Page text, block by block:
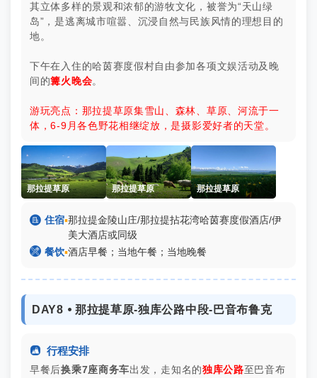
其立体多样的景观和浓郁的游牧文化，被誉为“天山绿
岛”，是逃离城市喧嚣、沉浸自然与民族风情的理想目的
地。
下午在入住的哈茵赛度假村自由参加各项文娱活动及晚
间的篝火晚会。
游玩亮点：那拉提草原集雪山、森林、草原、河流于一
体，6-9月各色野花相继绽放，是摄影爱好者的天堂。
那拉提草原 那拉提草原 那拉提草原
 住宿▪那拉提金陵山庄/那拉提拈花湾哈茵赛度假酒店/伊
美大酒店或同级
 餐饮▪酒店早餐；当地午餐；当地晚餐
DAY8 ⦁ 那拉提草原-独库公路中段-巴音布鲁克
 行程安排
早餐后换乘7座商务车出发，走知名的独库公路至巴音布